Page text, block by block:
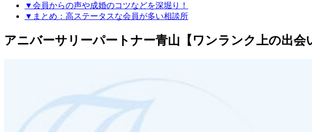
▼会員からの声や成婚のコツなどを深堀り！
▼まとめ：高ステータスな会員が多い相談所
アニバーサリーパートナー青山【ワンランク上の出会